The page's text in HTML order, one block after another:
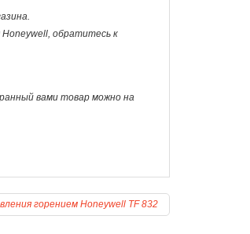
Honeywell, обратитесь к
вами товар можно на
горением Honeywell TF 832